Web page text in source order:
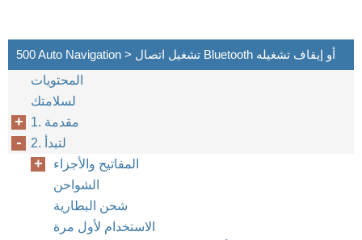
500 Auto Navigation > تشغيل اتصال Bluetooth أو إيقاف تشغيله
المحتويات
لسلامتك
1. مقدمة
2. لتبدأ
المفاتيح والأجزاء
الشواحن
شحن البطارية
الاستخدام لأول مرة